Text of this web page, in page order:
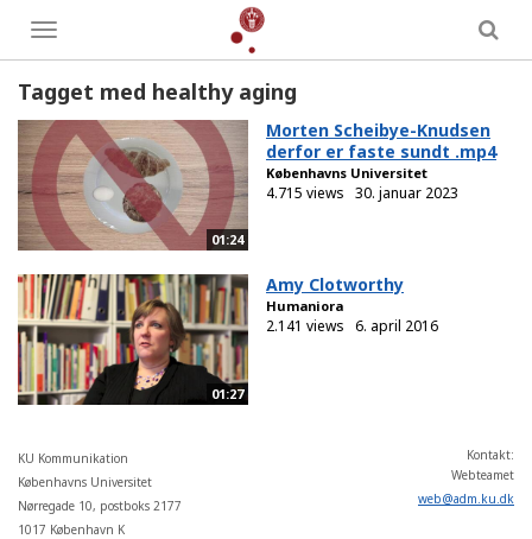
Toggle
menu
Tagget med healthy aging
01:24
Morten Scheibye-Knudsen
derfor er faste sundt .mp4
Københavns Universitet
4.715 views 30. januar 2023
01:27
Amy Clotworthy
Humaniora
2.141 views 6. april 2016
KU Kommunikation
Københavns Universitet
Nørregade 10, postboks 2177
1017 København K
Kontakt:
Webteamet
web@adm.ku.dk